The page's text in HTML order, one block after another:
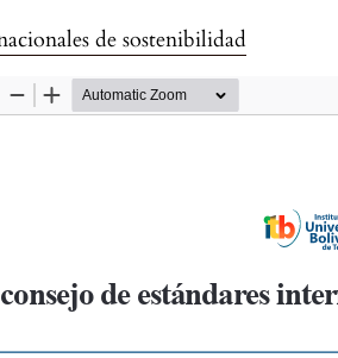
de sostenibilidad